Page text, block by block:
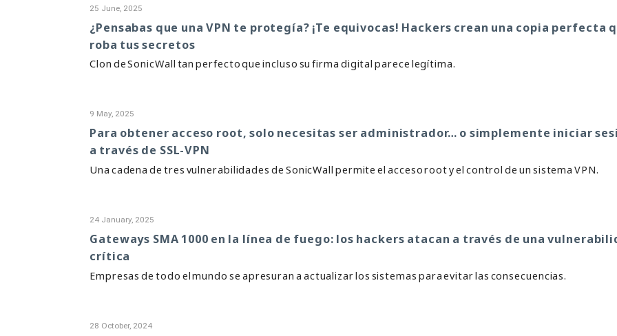
25 June, 2025
¿Pensabas que una VPN te protegía? ¡Te equivocas! Hackers crean una copia perfecta
roba tus secretos
Clon de SonicWall tan perfecto que incluso su firma digital parece legítima.
9 May, 2025
Para obtener acceso root, solo necesitas ser administrador… o simplemente iniciar
a través de SSL-VPN
Una cadena de tres vulnerabilidades de SonicWall permite el acceso root y el control de un sistema VPN.
24 January, 2025
Gateways SMA 1000 en la línea de fuego: los hackers atacan a través de una
crítica
Empresas de todo el mundo se apresuran a actualizar los sistemas para evitar las consecuencias.
28 October, 2024